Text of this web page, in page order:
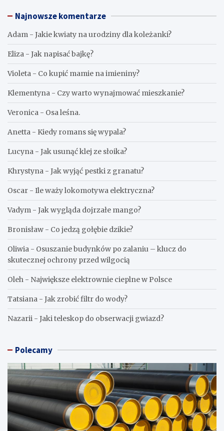
Najnowsze komentarze
Adam - Jakie kwiaty na urodziny dla koleżanki?
Eliza - Jak napisać bajkę?
Violeta - Co kupić mamie na imieniny?
Klementyna - Czy warto wynajmować mieszkanie?
Veronica - Osa leśna.
Anetta - Kiedy romans się wypala?
Lucyna - Jak usunąć klej ze słoika?
Khrystyna - Jak wyjąć pestki z granatu?
Oscar - Ile waży lokomotywa elektryczna?
Vadym - Jak wygląda dojrzałe mango?
Bronisław - Co jedzą gołębie dzikie?
Oliwia - Osuszanie budynków po zalaniu – klucz do
skutecznej ochrony przed wilgocią
Oleh - Największe elektrownie cieplne w Polsce
Tatsiana - Jak zrobić filtr do wody?
Nazarii - Jaki teleskop do obserwacji gwiazd?
Polecamy